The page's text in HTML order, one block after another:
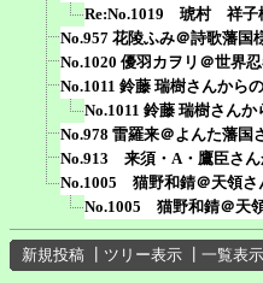
Re:No.1019 琥村 祥子
No.957 花陵ふみ＠詩歌藩国
No.1020 優羽カヲリ＠世界
No.1011 鈴藤 瑞樹さんから
No.1011 鈴藤 瑞樹さん
No.978 雷羅来＠よんた藩国
No.913 来須・A・鷹臣さん
No.1005 猫野和錆＠天領さ
No.1005 猫野和錆＠天
新規投稿 ツリー表示 一覧表示